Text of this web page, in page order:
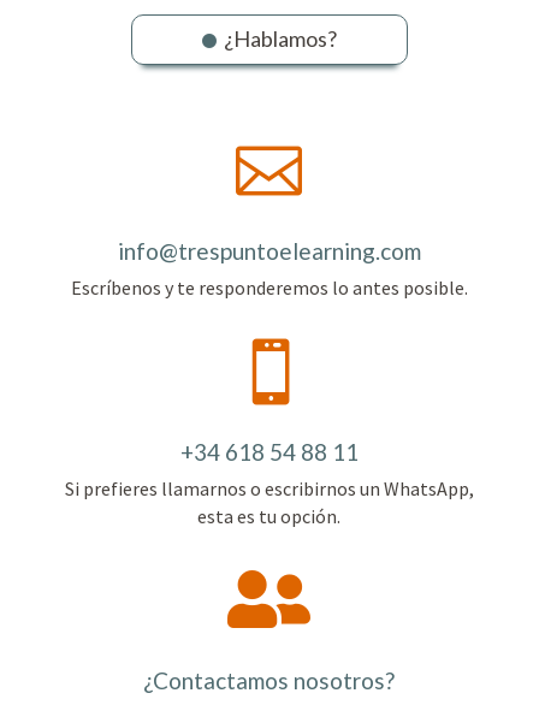
¿Hablamos?

info@trespuntoelearning.com
Escríbenos y te responderemos lo antes posible.

+34 618 54 88 11
Si prefieres llamarnos o escribirnos un WhatsApp,
esta es tu opción.

¿Contactamos nosotros?